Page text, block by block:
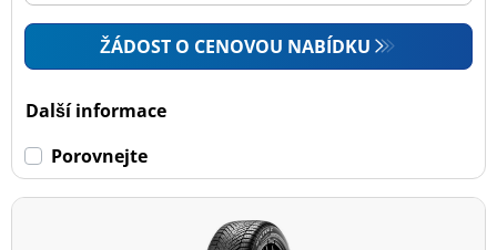
ŽÁDOST O CENOVOU NABÍDKU
Další informace
Porovnejte